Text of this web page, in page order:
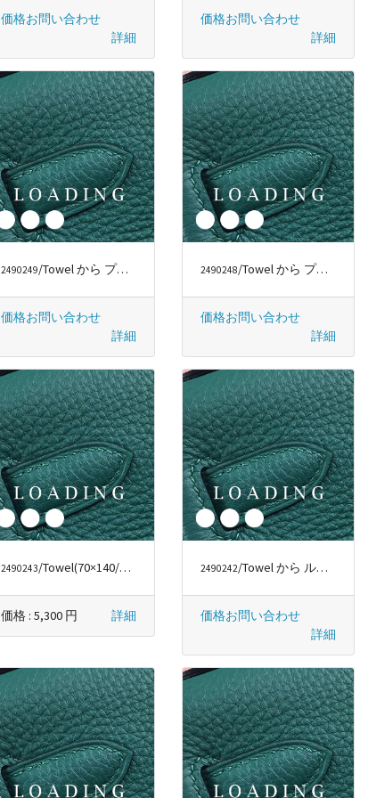
価格お問い合わせ
詳細
価格お問い合わせ
詳細
2490249/Towel から プラダ/PRADA
価格お問い合わせ
詳細
2490248/Towel から プラダ/PRADA
価格お問い合わせ
詳細
2490243/Towel(70×140/35×75 cm) から シャネル/CHANEL
価格 : 5,300 円 詳細
2490242/Towel から ルイヴィトン/LOUIS VUITTON
価格お問い合わせ
詳細